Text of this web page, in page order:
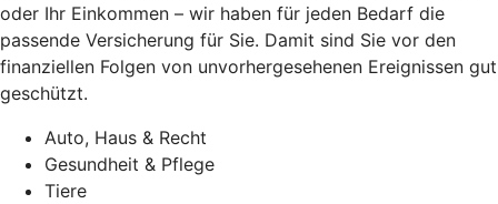
oder Ihr Einkommen – wir haben für jeden Bedarf die
passende Versicherung für Sie. Damit sind Sie vor den
finanziellen Folgen von unvorhergesehenen Ereignissen gut
geschützt.
Auto, Haus & Recht
Gesundheit & Pflege
Tiere